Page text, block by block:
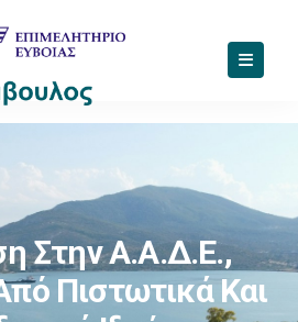
Στην Α.Α.Δ.Ε.,
Πιστωτικά Και